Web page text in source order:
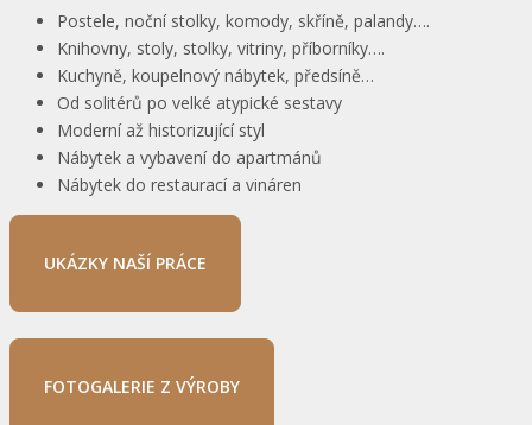
Postele, noční stolky, komody, skříně, palandy….
Knihovny, stoly, stolky, vitriny, příborníky….
Kuchyně, koupelnový nábytek, předsíně…
Od solitérů po velké atypické sestavy
Moderní až historizující styl
Nábytek a vybavení do apartmánů
Nábytek do restaurací a vináren
UKÁZKY NAŠÍ PRÁCE
FOTOGALERIE Z VÝROBY